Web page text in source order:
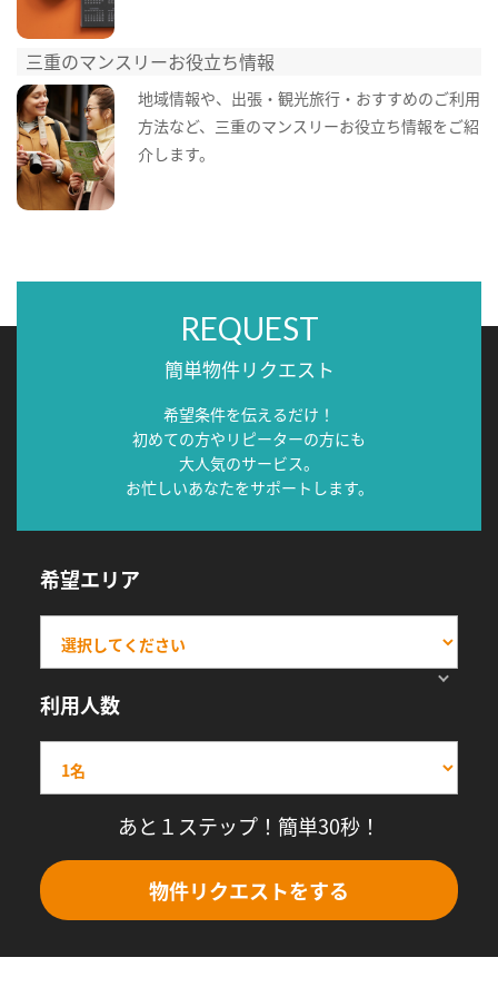
三重のマンスリーお役立ち情報
地域情報や、出張・観光旅行・おすすめのご利用
方法など、三重のマンスリーお役立ち情報をご紹
介します。
REQUEST
簡単物件リクエスト
希望条件を伝えるだけ！
初めての方やリピーターの方にも
大人気のサービス。
お忙しいあなたをサポートします。
希望エリア
利用人数
あと１ステップ！簡単30秒！
物件リクエストをする